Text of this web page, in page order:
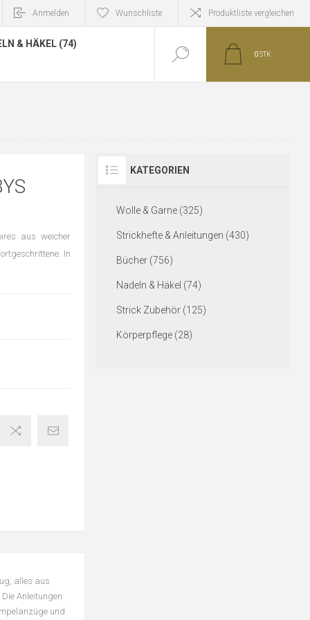
Anmelden Wunschliste Produktliste vergleichen
& HÄKEL (74)
0STK
aus weicher
In
alles aus
Anleitungen
und
KATEGORIEN
Wolle & Garne (325)
Strickhefte & Anleitungen (430)
Bücher (756)
Nadeln & Häkel (74)
Strick Zubehör (125)
Körperpflege (28)